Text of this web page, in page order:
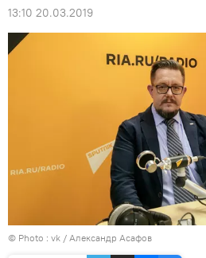
13:10 20.03.2019
© Photo : vk / Александр Асафов